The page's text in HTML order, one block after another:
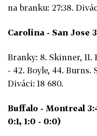
na branku: 27:38.
Carolina - San Jose
Branky: 8. Skinner,
- 42. Boyle, 44. Burns.
Diváci: 18 680.
Buffalo - Montreal
0:1, 1:0 - 0:0)